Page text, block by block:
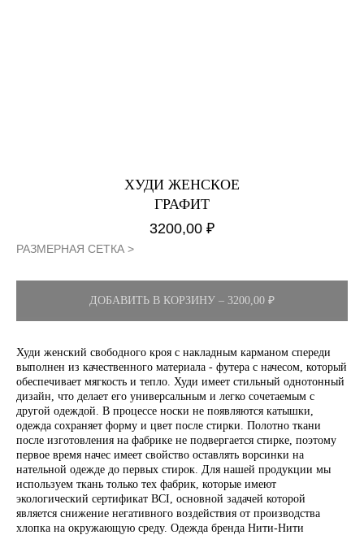
ХУДИ ЖЕНСКОЕ
ГРАФИТ
3200,00 ₽
РАЗМЕРНАЯ СЕТКА >
ДОБАВИТЬ В КОРЗИНУ – 3200,00 ₽
Худи женский свободного кроя с накладным карманом спереди
выполнен из качественного материала - футера с начесом, который
обеспечивает мягкость и тепло. Худи имеет стильный однотонный
дизайн, что делает его универсальным и легко сочетаемым с
другой одеждой. В процессе носки не появляются катышки,
одежда сохраняет форму и цвет после стирки. Полотно ткани
после изготовления на фабрике не подвергается стирке, поэтому
первое время начес имеет свойство оставлять ворсинки на
нательной одежде до первых стирок. Для нашей продукции мы
используем ткань только тех фабрик, которые имеют
экологический сертификат BCI, основной задачей которой
является снижение негативного воздействия от производства
хлопка на окружающую среду. Одежда бренда Нити-Нити